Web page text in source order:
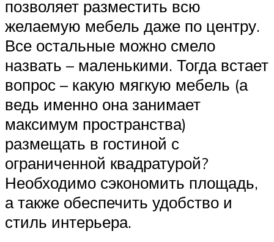
позволяет разместить всю
желаемую мебель даже по центру.
Все остальные можно смело
назвать – маленькими. Тогда встает
вопрос – какую мягкую мебель (а
ведь именно она занимает
максимум пространства)
размещать в гостиной с
ограниченной квадратурой?
Необходимо сэкономить площадь,
а также обеспечить удобство и
стиль интерьера.